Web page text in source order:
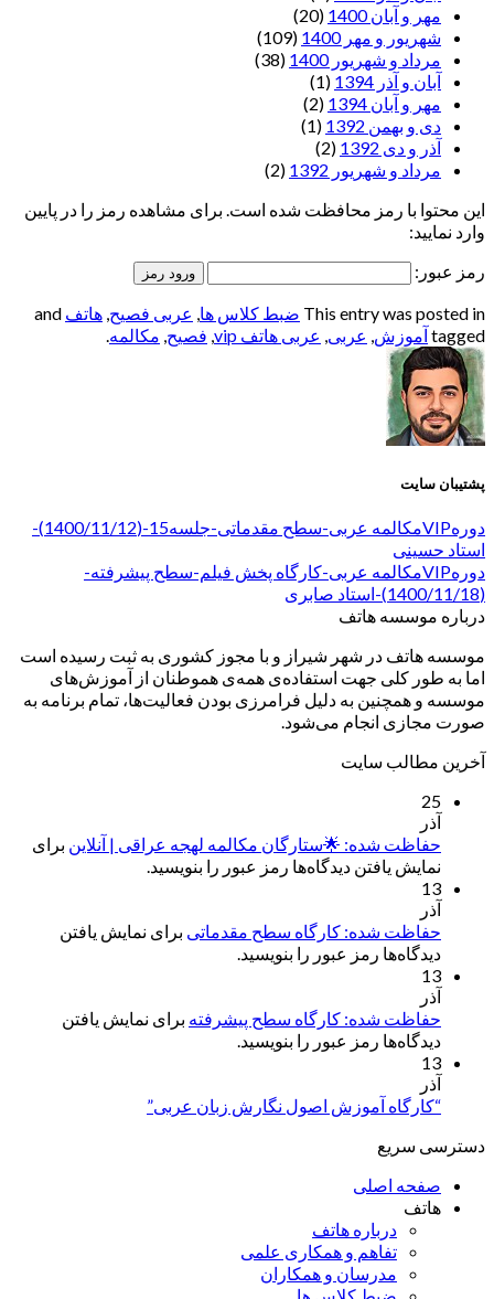
مهر و آبان 1400
(20)
شهریور و مهر 1400
(109)
مرداد و شهریور 1400
(38)
آبان و آذر 1394
(1)
مهر و آبان 1394
(2)
دی و بهمن 1392
(1)
آذر و دی 1392
(2)
مرداد و شهریور 1392
(2)
این محتوا با رمز محافظت شده است. برای مشاهده رمز را در پایین
وارد نمایید:
رمز عبور:
This entry was posted in ضبط کلاس ها, عربی فصیح, هاتف and
tagged آموزش, عربی, عربی هاتف vip , فصیح, مکالمه.
پشتیبان سایت
دورهVIPمکالمه عربی-سطح مقدماتی-جلسه15-(1400/11/12)-
استاد حسینی
دورهVIPمکالمه عربی-کارگاه پخش فیلم-سطح پیشرفته-
(1400/11/18)-استاد صابری
درباره موسسه هاتف
موسسه هاتف در شهر شیراز و با مجوز کشوری به ثبت رسیده است
اما به طور کلی جهت استفاده‌ی همه‌ی هموطنان از آموزش‌های
موسسه و همچنین به دلیل فرامرزی بودن فعالیت‌ها، تمام برنامه به
صورت مجازی انجام می‌شود.
آخرین مطالب سایت
25
آذر
حفاظت شده: 🌟ستارگان مکالمه لهجه عراقی | آنلاین برای
نمایش یافتن دیدگاه‌ها رمز عبور را بنویسید.
13
آذر
حفاظت شده: کارگاه سطح مقدماتی برای نمایش یافتن
دیدگاه‌ها رمز عبور را بنویسید.
13
آذر
حفاظت شده: کارگاه سطح پیشرفته برای نمایش یافتن
دیدگاه‌ها رمز عبور را بنویسید.
13
آذر
“کارگاه آموزش اصول نگارش زبان عربی”
دسترسی سریع
صفحه اصلی
هاتف
درباره هاتف
تفاهم و همکاری علمی
مدرسان و همکاران